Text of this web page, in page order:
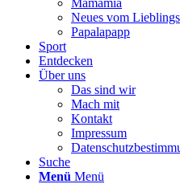
Mamamia
Neues vom
Papalapapp
Sport
Entdecken
Über uns
Das sind wir
Mach mit
Kontakt
Impressum
Suche
Menü Menü